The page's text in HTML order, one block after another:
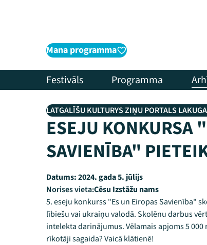
Mana programma
Festivāls Programma
LATGALĪŠU KULTURYS ZIŅU PORTALS
ESEJU KONKURSA
SAVIENĪBA"
Datums:2024. gada 5. jūlijs
Norises vieta:Cēsu Izstāžu nams
5. eseju konkurss "Es un Eiropas Savienība"
lībiešu vai ukraiņu valodā. Skolēnu darbus
intelekta darinājumus. Vēlamais apjoms 5
rīkotāji sagaida? Vaicā klātienē!